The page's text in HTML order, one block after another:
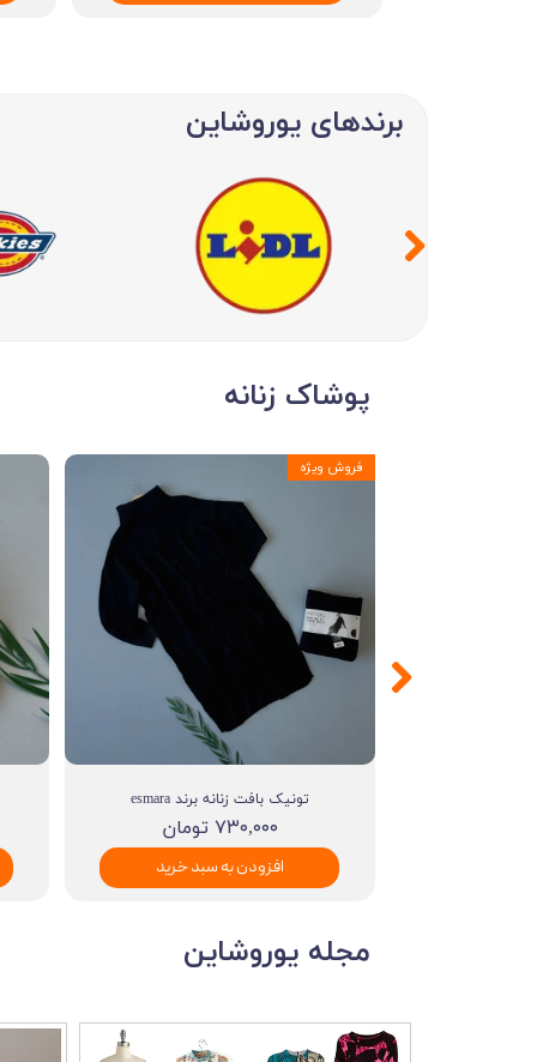
برندهای یوروشاین
پوشاک زنانه
تونیک بافت زنانه برند esmara
۷۳۰,۰۰۰ تومان
افزودن به سبد خرید
فروش ویژه
مجله يوروشاين